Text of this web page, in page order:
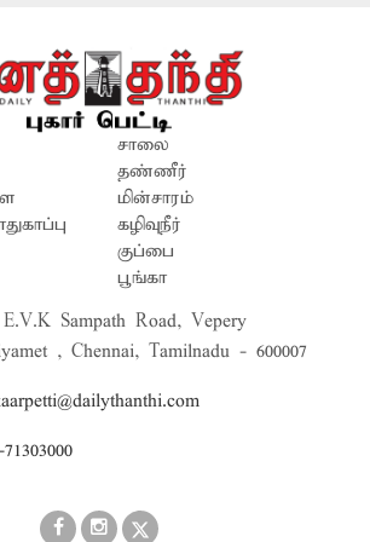
கழிப்பறையாக
அவலநிலைக்கு
எனவே
விரைவில் பயன்பாட்டுக்கு
வேண்டும்.
சாலை
தண்ணீர்
மின்சாரம்
கழிவுநீர்
குப்பை
பூங்கா
Sampath Road, Vepery
, Chennai, Tamilnadu - 600007